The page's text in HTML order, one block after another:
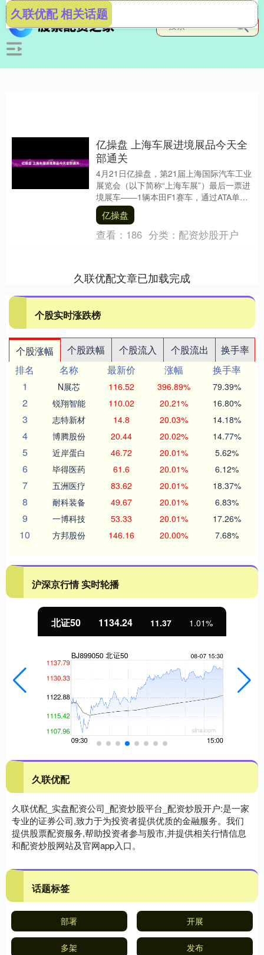
久联优配 相关话题
亿操盘 上海车展进境展品今天全
部通关
4月21日亿操盘，第21届上海国际汽车工业
展览会（以下简称“上海车展”）最后一票进
境展车——1辆本田F1赛车，通过ATA单证
册方式向上海会展中心海关申报并得到
快....
亿操盘
查看： 186 分类： 配资炒股开户
久联优配文章已加载完成
个股实时涨跌榜
个股涨幅 个股跌幅 个股流入 个股流出
换手率
排名
名称 最新价 涨幅
换手率
1
N展芯 116.52 396.89% 79.39%
2 锐翔智能 110.02 20.21% 16.80%
3 志特新材 14.8 20.03% 14.18%
4 博腾股份 20.44 20.02% 14.77%
5 近岸蛋白 46.72 20.01% 5.62%
6 毕得医药 61.6 20.01% 6.12%
7 五洲医疗 83.62 20.01% 18.37%
8 耐科装备 49.67 20.01% 6.83%
9 一博科技 53.33 20.01% 17.26%
10 方邦股份 146.16 20.00% 7.68%
沪深京行情 实时轮播
北证50 1134.24 11.37 1.01%
久联优配
久联优配_实盘配资公司_配资炒股平台_配资炒股开户:是一家
专业的证券公司,致力于为投资者提供优质的金融服务。我们
提供股票配资服务,帮助投资者参与股市,并提供相关行情信息
和配资炒股网站及官网app入口。
话题标签
部署 开展
多架 发布